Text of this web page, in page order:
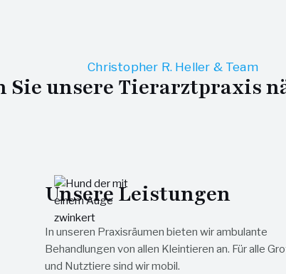
Christopher R. Heller & Team
Sie unsere Tierarztpraxis
Unsere Leistungen
In unseren Praxisräumen bieten wir ambulante
Behandlungen von allen Kleintieren an. Für alle
und Nutztiere sind wir mobil.